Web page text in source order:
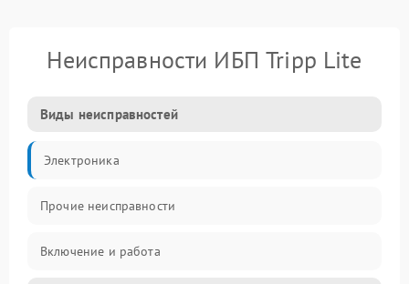
Неисправности ИБП Tripp Lite
Виды неисправностей
Электроника
Прочие неисправности
Включение и работа